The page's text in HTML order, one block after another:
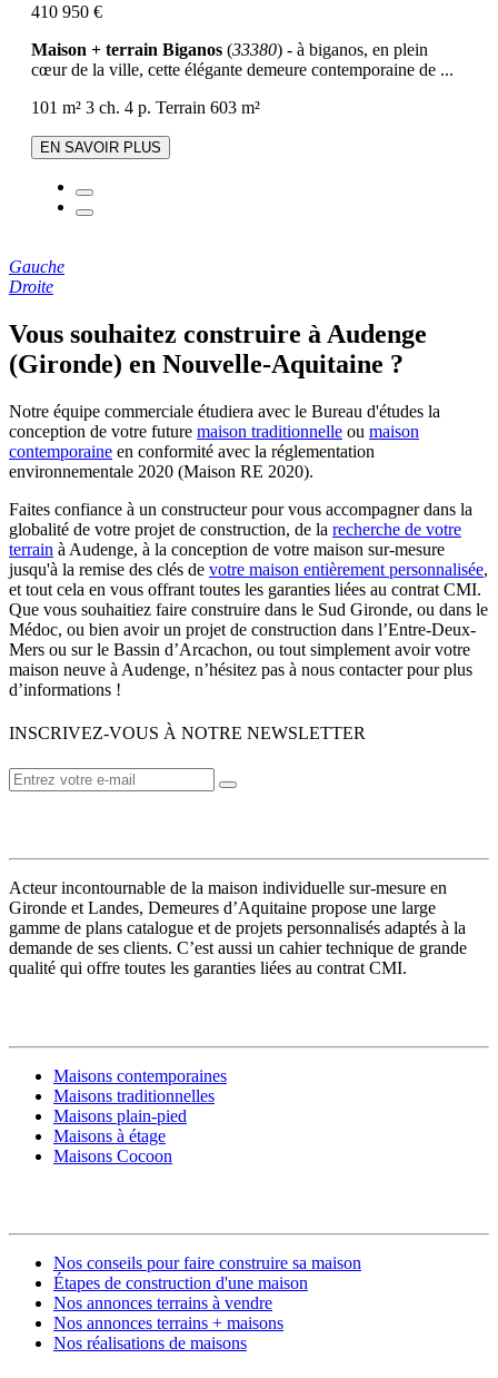
410 950 €
Maison + terrain Biganos (33380) - à biganos, en plein
cœur de la ville, cette élégante demeure contemporaine de ...
101 m² 3 ch. 4 p. Terrain 603 m²
EN SAVOIR PLUS
Gauche
Droite
Vous souhaitez construire à Audenge
(Gironde) en Nouvelle-Aquitaine ?
Notre équipe commerciale étudiera avec le Bureau d'études la
conception de votre future maison traditionnelle ou maison
contemporaine en conformité avec la réglementation
environnementale 2020 (Maison RE 2020).
Faites confiance à un constructeur pour vous accompagner dans la
globalité de votre projet de construction, de la recherche de votre
terrain à Audenge, à la conception de votre maison sur-mesure
jusqu'à la remise des clés de votre maison entièrement personnalisée,
et tout cela en vous offrant toutes les garanties liées au contrat CMI.
Que vous souhaitiez faire construire dans le Sud Gironde, ou dans le
Médoc, ou bien avoir un projet de construction dans l’Entre-Deux-
Mers ou sur le Bassin d’Arcachon, ou tout simplement avoir votre
maison neuve à Audenge, n’hésitez pas à nous contacter pour plus
d’informations !
INSCRIVEZ-VOUS À NOTRE NEWSLETTER
Acteur incontournable de la maison individuelle sur-mesure en
Gironde et Landes, Demeures d’Aquitaine propose une large
gamme de plans catalogue et de projets personnalisés adaptés à la
demande de ses clients. C’est aussi un cahier technique de grande
qualité qui offre toutes les garanties liées au contrat CMI.
Maisons contemporaines
Maisons traditionnelles
Maisons plain-pied
Maisons à étage
Maisons Cocoon
Nos conseils pour faire construire sa maison
Étapes de construction d'une maison
Nos annonces terrains à vendre
Nos annonces terrains + maisons
Nos réalisations de maisons